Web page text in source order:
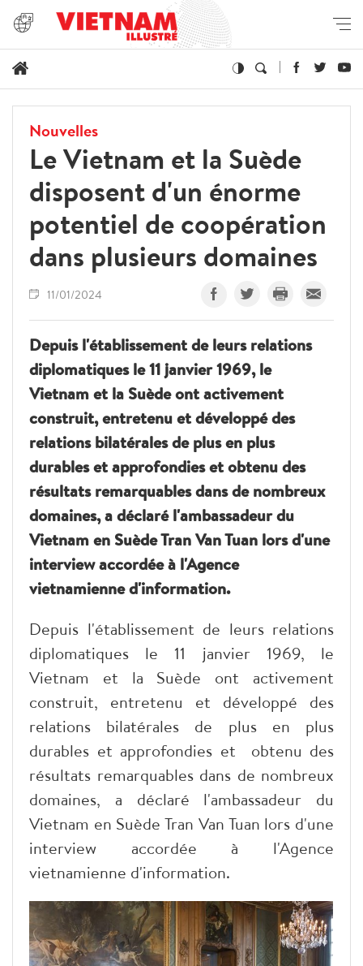
Nouvelles
Le Vietnam et la Suède
disposent d'un énorme
potentiel de coopération
dans plusieurs domaines
11/01/2024
Depuis l'établissement de leurs relations
diplomatiques le 11 janvier 1969, le
Vietnam et la Suède ont activement
construit, entretenu et développé des
relations bilatérales de plus en plus
durables et approfondies et obtenu des
résultats remarquables dans de nombreux
domaines, a déclaré l'ambassadeur du
Vietnam en Suède Tran Van Tuan lors d'une
interview accordée à l'Agence
vietnamienne d'information.
Depuis l'établissement de leurs relations
diplomatiques le 11 janvier 1969, le
Vietnam et la Suède ont activement
construit, entretenu et développé des
relations bilatérales de plus en plus
durables et approfondies et obtenu des
résultats remarquables dans de nombreux
domaines, a déclaré l'ambassadeur du
Vietnam en Suède Tran Van Tuan lors d'une
interview accordée à l'Agence
vietnamienne d'information.